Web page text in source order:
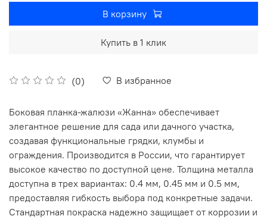
(0) В избранное
В корзину
Купить в 1 клик
Боковая планка-жалюзи «Жанна» обеспечивает
элегантное решение для сада или дачного участка,
создавая функциональные грядки, клумбы и
ограждения. Производится в России, что гарантирует
высокое качество по доступной цене. Толщина металла
доступна в трех вариантах: 0.4 мм, 0.45 мм и 0.5 мм,
предоставляя гибкость выбора под конкретные задачи.
Стандартная покраска надежно защищает от коррозии и